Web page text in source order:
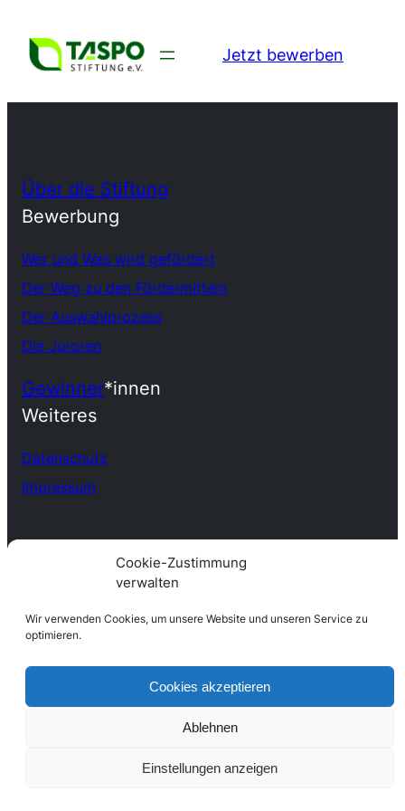
Cookie-Zustimmung
verwalten
Wir verwenden Cookies, um unsere Website und unseren Service zu
optimieren.
Cookies akzeptieren
Ablehnen
Einstellungen anzeigen
Jetzt bewerben
Über die Stiftung
Bewerbung
Wer und Was wird gefördert
Der Weg zu den Fördermitteln
Der Auswahlprozess
Die Juroren
Gewinner*innen
Weiteres
Datenschutz
Impressum